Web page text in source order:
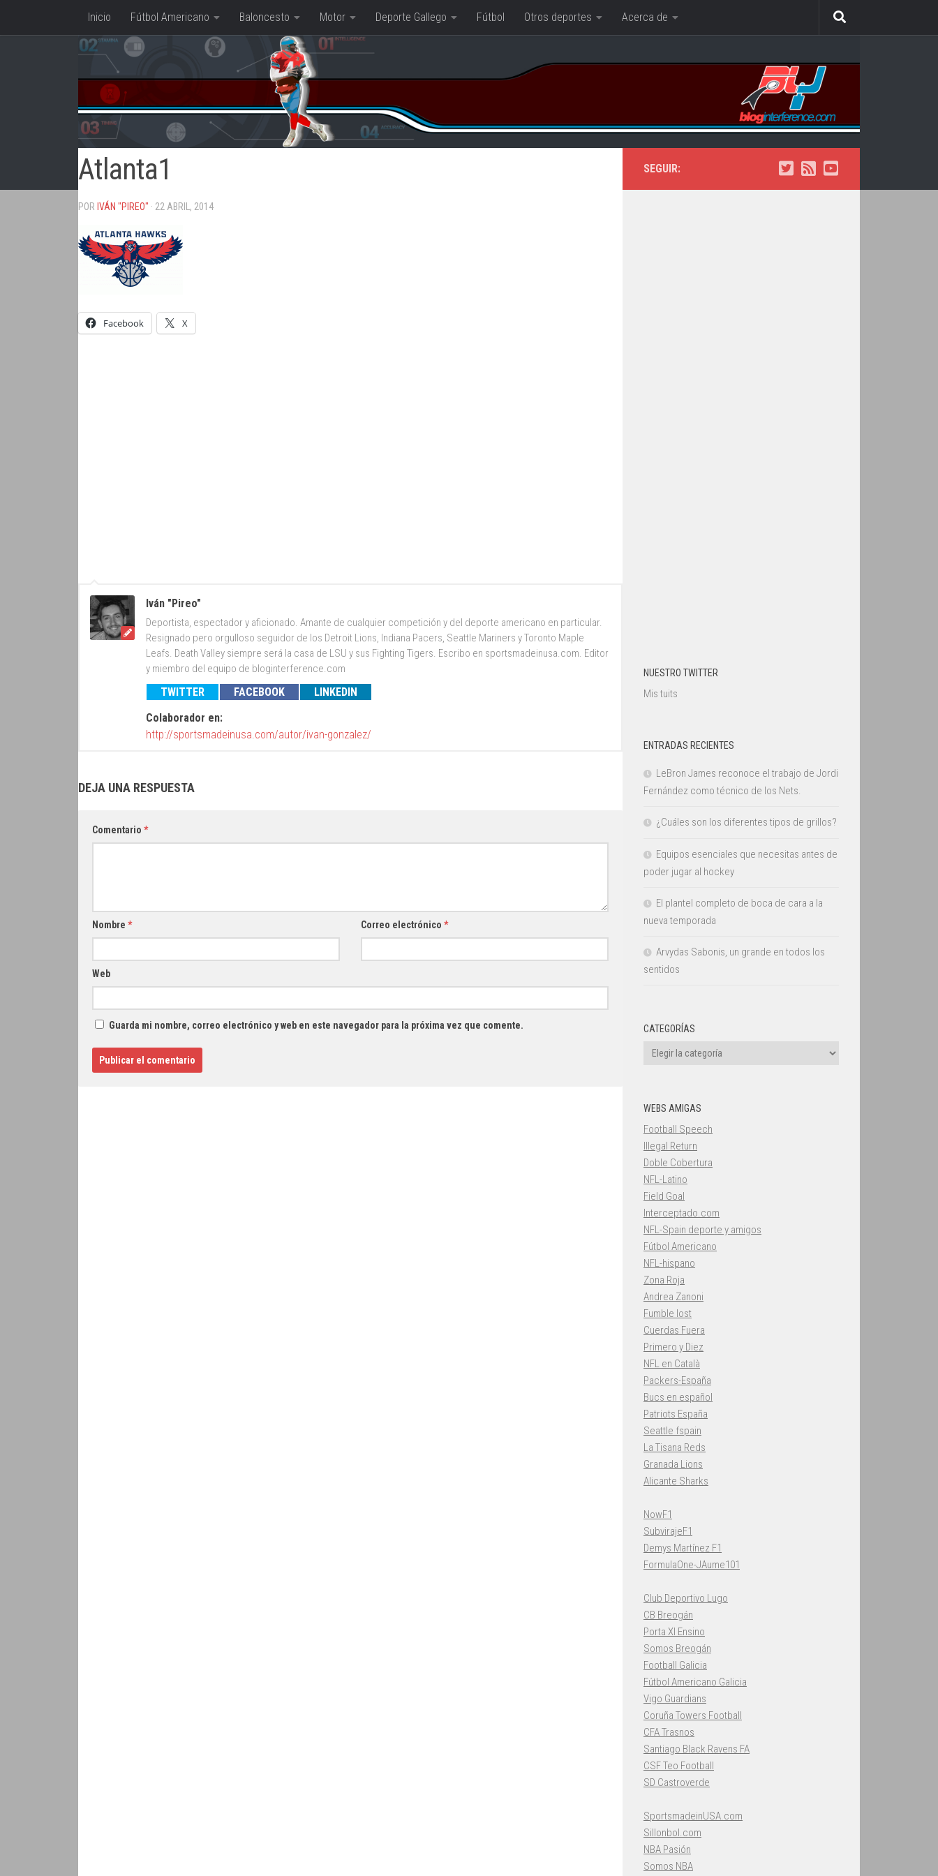
Saltar al contenido
Inicio Fútbol Americano Baloncesto Motor Deporte Gallego Fútbol Otros deportes Acerca de
Atlanta1
POR IVÁN "PIREO" · 22 ABRIL, 2014
Facebook X
Iván "Pireo"
Deportista, espectador y aficionado. Amante de cualquier competición y del deporte americano en particular.
Resignado pero orgulloso seguidor de los Detroit Lions, Indiana Pacers, Seattle Mariners y Toronto Maple
Leafs. Death Valley siempre será la casa de LSU y sus Fighting Tigers. Escribo en sportsmadeinusa.com. Editor
y miembro del equipo de bloginterference.com
TWITTER FACEBOOK
LINKEDIN
Colaborador en:
http://sportsmadeinusa.com/autor/ivan-gonzalez/
DEJA UNA RESPUESTA
Comentario *
Nombre * Correo electrónico *
Web
Guarda mi nombre, correo electrónico y web en este navegador para la próxima vez que comente.
SEGUIR:
NUESTRO TWITTER
Mis tuits
ENTRADAS RECIENTES
LeBron James reconoce el trabajo de Jordi
Fernández como técnico de los Nets.
¿Cuáles son los diferentes tipos de grillos?
Equipos esenciales que necesitas antes de
poder jugar al hockey
El plantel completo de boca de cara a la
nueva temporada
Arvydas Sabonis, un grande en todos los
sentidos
CATEGORÍAS
Categorías
WEBS AMIGAS
Football Speech
Illegal Return
Doble Cobertura
NFL-Latino
Field Goal
Interceptado.com
NFL-Spain deporte y amigos
Fútbol Americano
NFL-hispano
Zona Roja
Andrea Zanoni
Fumble lost
Cuerdas Fuera
Primero y Diez
NFL en Català
Packers-España
Bucs en español
Patriots España
Seattle fspain
La Tisana Reds
Granada Lions
Alicante Sharks
NowF1
SubvirajeF1
Demys Martínez F1
FormulaOne-JAume101
Club Deportivo Lugo
CB Breogán
Porta XI Ensino
Somos Breogán
Football Galicia
Fútbol Americano Galicia
Vigo Guardians
Coruña Towers Football
CFA Trasnos
Santiago Black Ravens FA
CSF Teo Football
SD Castroverde
SportsmadeinUSA.com
Sillonbol.com
NBA Pasión
Somos NBA